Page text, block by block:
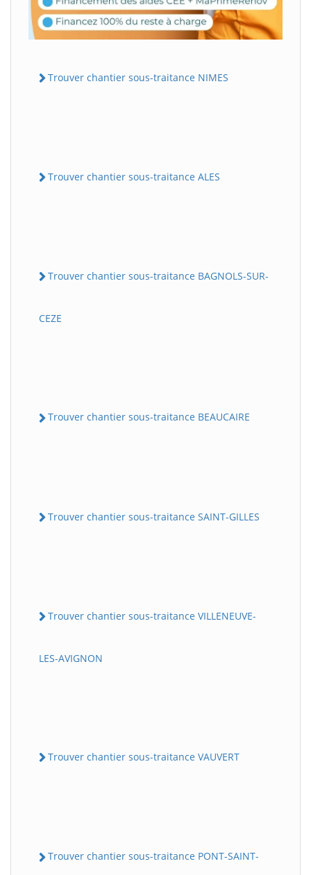
Trouver chantier sous-traitance NIMES
Trouver chantier sous-traitance ALES
Trouver chantier sous-traitance BAGNOLS-SUR-
CEZE
Trouver chantier sous-traitance BEAUCAIRE
Trouver chantier sous-traitance SAINT-GILLES
Trouver chantier sous-traitance VILLENEUVE-
LES-AVIGNON
Trouver chantier sous-traitance VAUVERT
Trouver chantier sous-traitance PONT-SAINT-